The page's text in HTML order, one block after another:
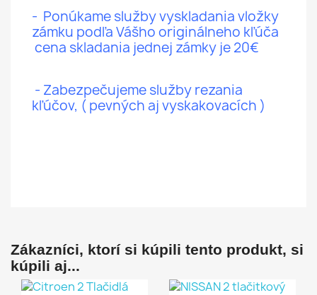
- Ponúkame služby vyskladania vložky
zámku podľa Vášho originálneho kľúča
cena skladania jednej zámky je 20€
- Zabezpečujeme služby rezania
kľúčov, ( pevných aj vyskakovacích )
Zákazníci, ktorí si kúpili tento produkt, si
kúpili aj...